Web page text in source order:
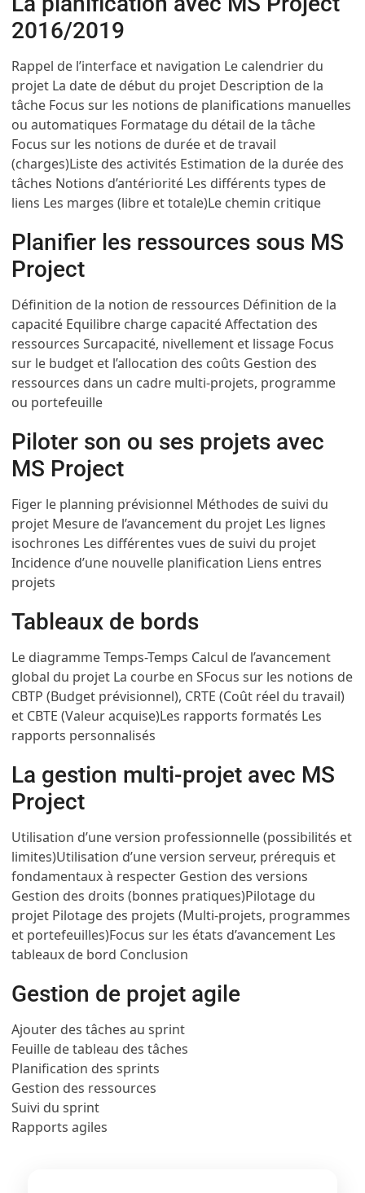
2016/2019
Rappel de l’interface et navigation Le calendrier du
projet La date de début du projet Description de la
tâche Focus sur les notions de planifications manuelles
ou automatiques Formatage du détail de la tâche
Focus sur les notions de durée et de travail
(charges)Liste des activités Estimation de la durée des
tâches Notions d’antériorité Les différents types de
liens Les marges (libre et totale)Le chemin critique
Planifier les ressources sous MS
Project
Définition de la notion de ressources Définition de la
capacité Equilibre charge capacitéAffectation des
ressourcesSurcapacité, nivellement et lissage Focus
sur le budget et l’allocation des coûts Gestion des
ressources dans un cadre multi-projets, programme
ou portefeuille
Piloter son ou ses projets avec
MS Project
Figer le planning prévisionnel Méthodes de suivi du
projet Mesure de l’avancement du projet Les lignes
isochrones Les différentes vues de suivi du projet
Incidence d’une nouvelle planification Liens entres
projets
Tableaux de bords
Le diagramme Temps-Temps Calcul de l’avancement
global du projet La courbe en SFocus sur les notions de
CBTP (Budget prévisionnel), CRTE (Coût réel du travail)
et CBTE (Valeur acquise)Les rapports formatés Les
rapports personnalisés
La gestion multi-projet avec MS
Project
Utilisation d’une version professionnelle (possibilités et
limites)Utilisation d’une version serveur, prérequis et
fondamentaux à respecter Gestion des versions
Gestion des droits (bonnes pratiques)Pilotage du
projet Pilotage des projets (Multi-projets, programmes
et portefeuilles)Focus sur les états d’avancement Les
tableaux de bord Conclusion
Gestion de projet agile
Ajouter des tâches au sprint
Feuille de tableau des tâches
Planification des sprints
Gestion des ressources
Suivi du sprint
Rapports agiles